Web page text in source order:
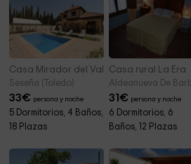
Casa Mirador del Valle
Seseña (Toledo)
33€ persona y noche
5 Dormitorios, 4 Baños,
18 Plazas
Casa rural La Era
Aldeanueva De
31€ persona y noche
6 Dormitorios, 6
Baños, 12 Plazas